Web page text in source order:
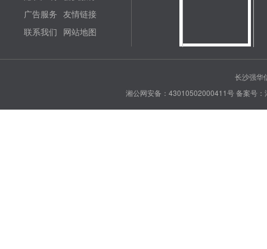
广告服务 友情链接
联系我们 网站地图
长沙强华
湘公网安备：43010502000411号备案号